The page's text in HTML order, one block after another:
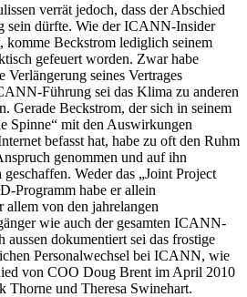
verrät jedoch, dass der Abschied
sein dürfte. Wie der ICANN-Insider
Beckstrom lediglich seinem
gefeuert worden. Zwar habe
seines Vertrages
Führung sei das Klima zu anderen
Gerade Beckstrom, der sich in seinem
Spinne“ mit den Auswirkungen
befasst hat, habe zu oft den Ruhm
genommen und auf ihn
Weder das „Joint Project
Programm habe er allein
allem von den jahrelangen
wie auch der gesamten ICANN-
dokumentiert sei das frostige
Personalwechsel bei ICANN, wie
von COO Doug Brent im April 2010
Thorne und Theresa Swinehart.